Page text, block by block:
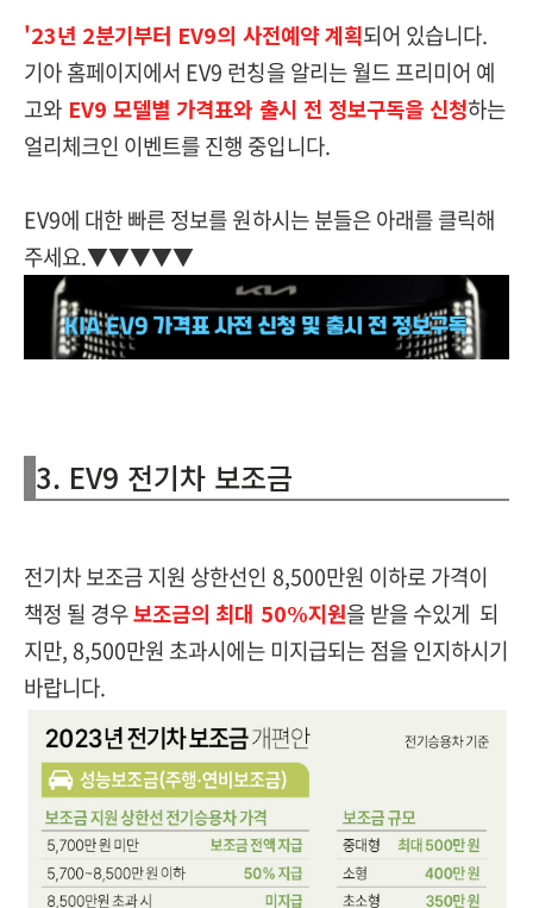
'23년 2분기부터 EV9의 사전예약 계획되어 있습니다.
기아 홈페이지에서 EV9 런칭을 알리는 월드 프리미어 예
고와 EV9 모델별 가격표와 출시 전 정보구독을 신청하는
얼리체크인 이벤트를 진행 중입니다.
EV9에 대한 빠른 정보를 원하시는 분들은 아래를 클릭해
주세요.▼▼▼▼▼
3. EV9 전기차 보조금
전기차 보조금 지원 상한선인 8,500만원 이하로 가격이
책정 될 경우보조금의 최대 50%지원을 받을 수있게 되
지만, 8,500만원 초과시에는 미지급되는 점을 인지하시기
바랍니다.